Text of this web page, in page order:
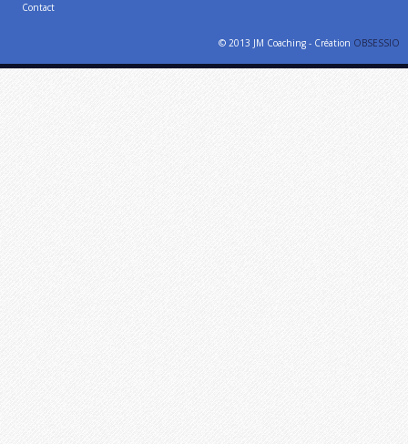
Contact
© 2013 JM Coaching - Création OBSESSIO